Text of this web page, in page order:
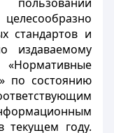
стандартов и
издаваемому
«Нормативные
по состоянию
текущем году.